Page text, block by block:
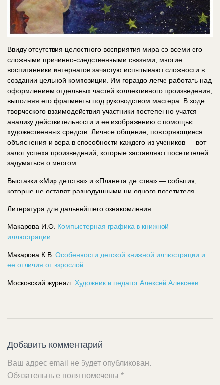
Ввиду отсутствия целостного восприятия мира со всеми его
сложными причинно-следственными связями, многие
воспитанники интернатов зачастую испытывают сложности в
создании цельной композиции. Им гораздо легче работать над
оформлением отдельных частей коллективного произведения,
выполняя его фрагменты под руководством мастера. В ходе
творческого взаимодействия участники постепенно учатся
анализу действительности и ее изображению с помощью
художественных средств. Личное общение, повторяющиеся
объяснения и вера в способности каждого из учеников — вот
залог успеха произведений, которые заставляют посетителей
задуматься о многом.
Выставки «Мир детства» и «Планета детства» — события,
которые не оставят равнодушными ни одного посетителя.
Литература для дальнейшего ознакомления:
Макарова И.О. Компьютерная графика в книжной
иллюстрации.
Макарова К.В. Особенности детской книжной иллюстрации и
ее отличия от взрослой.
Московский журнал. Художник и педагог Алексей Алексеев
Добавить комментарий
Ваш адрес email не будет опубликован.
Обязательные поля помечены *